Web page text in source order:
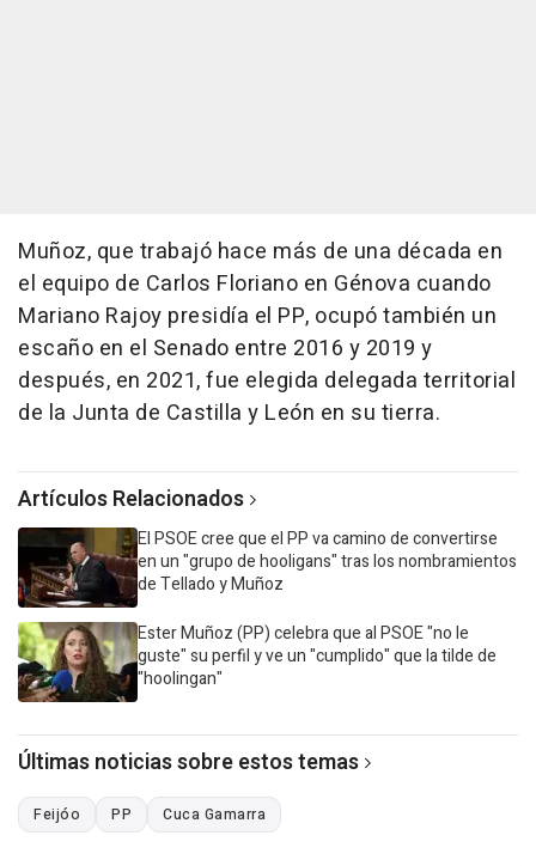
Muñoz, que trabajó hace más de una década en
el equipo de Carlos Floriano en Génova cuando
Mariano Rajoy presidía el PP, ocupó también un
escaño en el Senado entre 2016 y 2019 y
después, en 2021, fue elegida delegada territorial
de la Junta de Castilla y León en su tierra.
Artículos Relacionados
El PSOE cree que el PP va camino de convertirse
en un "grupo de hooligans" tras los nombramientos
de Tellado y Muñoz
Ester Muñoz (PP) celebra que al PSOE "no le
guste" su perfil y ve un "cumplido" que la tilde de
"hoolingan"
Últimas noticias sobre estos temas
Feijóo PP Cuca Gamarra